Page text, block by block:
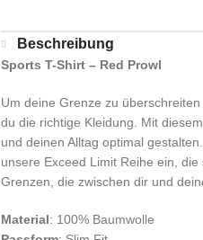
Beschreibung
Sports T-Shirt – Red Prowl
Um deine Grenze zu
du die richtige Kleidung. Mit
und deinen Alltag optimal
unsere Exceed Limit Reihe ein,
Grenzen, die zwischen dir und
Material: 100% Baumwolle